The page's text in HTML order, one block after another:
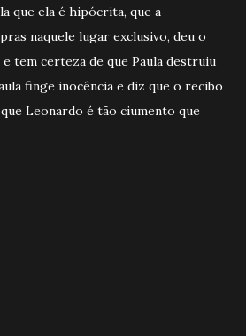
que ela é hipócrita, que a
naquele lugar exclusivo, deu o
tem certeza de que Paula destruiu
finge inocência e diz que o recibo
Leonardo é tão ciumento que